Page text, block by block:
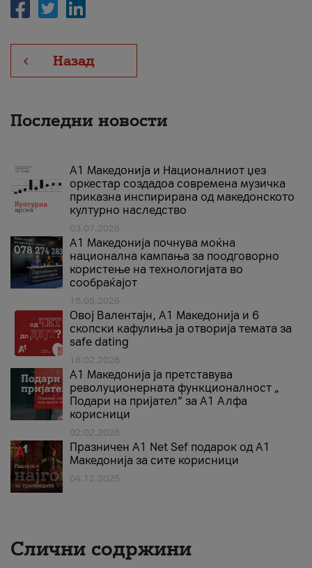
Назад
Последни новости
А1 Македонија и Националниот џез
оркестар создадоа современа музичка
приказна инспирирана од македонското
културно наследство
03.07.2026
A1 Македонија почнува моќна
национална кампања за поодговорно
користење на технологијата во
сообраќајот
18.05.2026
Овој Валентајн, A1 Македонија и 6
скопски кафулиња ја отворија темата за
safe dating
16.02.2026
А1 Македонија ја претставува
револуционерната функционалност „
Подари на пријател“ за А1 Алфа
корисници
02.02.2026
Празничен A1 Net Sеf подарок од А1
Македонија за сите корисници
04.12.2025
Слични содржини